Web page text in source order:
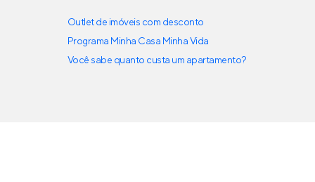
Outlet de imóveis com desconto
Programa Minha Casa Minha Vida
Você sabe quanto custa um apartamento?